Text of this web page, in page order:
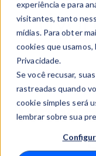
experiência e para
visitantes, tanto
mídias. Para obter
cookies que
Privacidade.
Se você recusar,
rastreadas quando
cookie simples será
lembrar sobre sua
Soluções
Blog
Termo